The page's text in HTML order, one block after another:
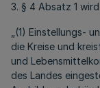
3. § 4 Absatz 1
„(1) Einstellungs-
die Kreise und
und
des Landes